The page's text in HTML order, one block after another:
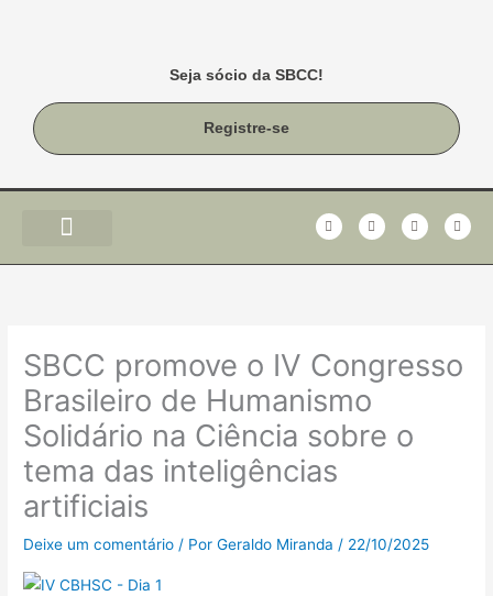
Seja sócio da SBCC!
Registre-se
F
a
c
T
w
i
I
n
s
Y
o
u
SBCC promove o IV Congresso
Brasileiro de Humanismo
Solidário na Ciência sobre o
tema das inteligências
artificiais
Deixe um comentário / PorGeraldo Miranda/ 22/10/2025